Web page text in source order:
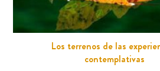
Los terrenos de las
contemplativas